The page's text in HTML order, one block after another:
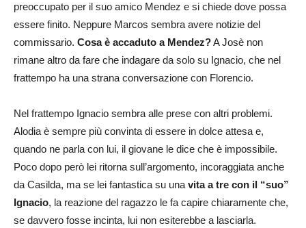
preoccupato per il suo amico Mendez e si chiede dove possa
essere finito. Neppure Marcos sembra avere notizie del
commissario. Cosa è accaduto a Mendez?A Josè non
rimane altro da fare che indagare da solo su Ignacio, che nel
frattempo ha una strana conversazione con Florencio.
Nel frattempo Ignacio sembra alle prese con altri problemi.
Alodia è sempre più convinta di essere in dolce attesa e,
quando ne parla con lui, il giovane le dice che è impossibile.
Poco dopo però lei ritorna sull’argomento, incoraggiata anche
da Casilda, ma se lei fantastica su una vita a tre con il “suo”
Ignacio, la reazione del ragazzo le fa capire chiaramente che,
se davvero fosse incinta, lui non esiterebbe a lasciarla.